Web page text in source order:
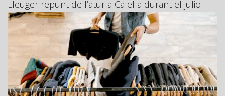
Lleuger repunt de l’atur a Calella durant el juliol